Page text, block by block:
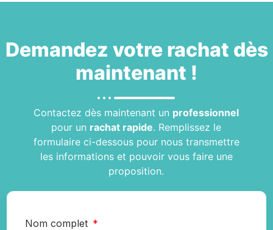
Demandez votre rachat dès
maintenant !
Contactez dès maintenant un professionnel
pour un rachat rapide. Remplissez le
formulaire ci-dessous pour nous transmettre
les informations et pouvoir vous faire une
proposition.
Nom complet